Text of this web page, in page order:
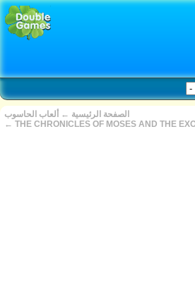
الصفحة الرئيسية ←
ألعاب الحاسوب
← THE CHRONICLES OF MOSES AND THE